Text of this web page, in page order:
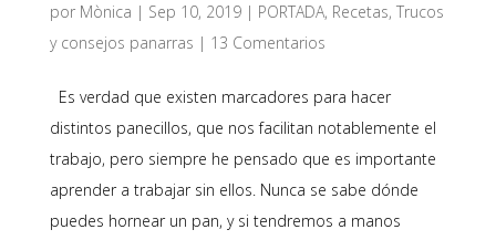
por Mònica | Sep 10, 2019| PORTADA, Recetas, Trucos
y consejos panarras | 13 Comentarios
Es verdad que existen marcadores para hacer
distintos panecillos, que nos facilitan notablemente el
trabajo, pero siempre he pensado que es importante
aprender a trabajar sin ellos. Nunca se sabe dónde
puedes hornear un pan, y si tendremos a manos